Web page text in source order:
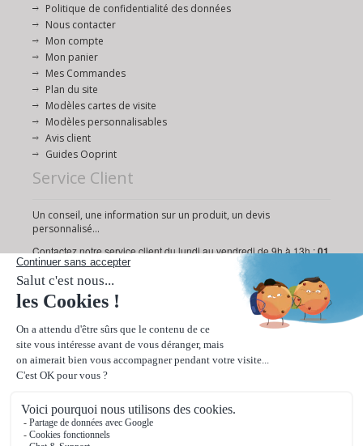
Politique de confidentialité des données
Nous contacter
Mon compte
Mon panier
Mes Commandes
Plan du site
Modèles cartes de visite
Modèles personnalisables
Avis client
Guides Ooprint
Service Client
Un conseil, une information sur un produit, un devis
personnalisé...
Contactez notre service client du lundi au vendredi de 9h à 13h :01
72 95 18 19
Ou via notreformulaire de contact
Paiement sécurisé
Livraison rapide en 24/48h